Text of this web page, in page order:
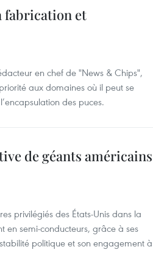
fabrication et
en chef de "News & Chips",
aux domaines où il peut se
des puces.
de géants américains
privilégiés des États-Unis dans la
en semi-conducteurs, grâce à ses
politique et son engagement à